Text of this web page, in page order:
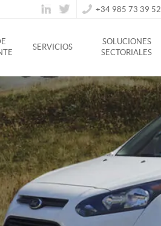
+34 985 73 39 52
SERVICIOS
SOLUCIONES
SECTORIALES